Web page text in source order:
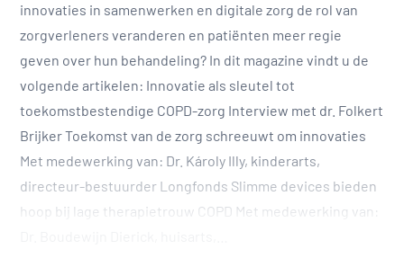
innovaties in samenwerken en digitale zorg de rol van
zorgverleners veranderen en patiënten meer regie
geven over hun behandeling? In dit magazine vindt u de
volgende artikelen: Innovatie als sleutel tot
toekomstbestendige COPD-zorg Interview met dr. Folkert
Brijker Toekomst van de zorg schreeuwt om innovaties
Met medewerking van: Dr. Károly Illy, kinderarts,
directeur-bestuurder Longfonds Slimme devices bieden
hoop bij lage therapietrouw COPD Met medewerking van: